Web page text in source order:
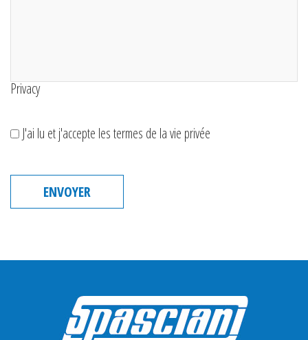
Privacy
J'ai lu et j'accepte les termes de la vie privée